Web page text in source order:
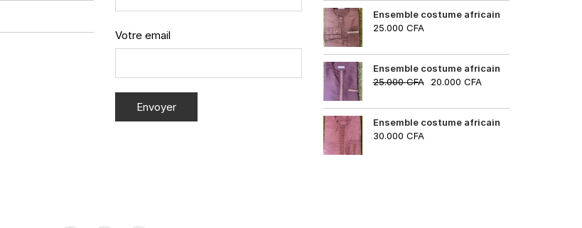
Votre email
Ensemble costume africain
25.000 CFA
Ensemble costume africain
25.000CFA 20.000 CFA
Ensemble costume africain
30.000 CFA